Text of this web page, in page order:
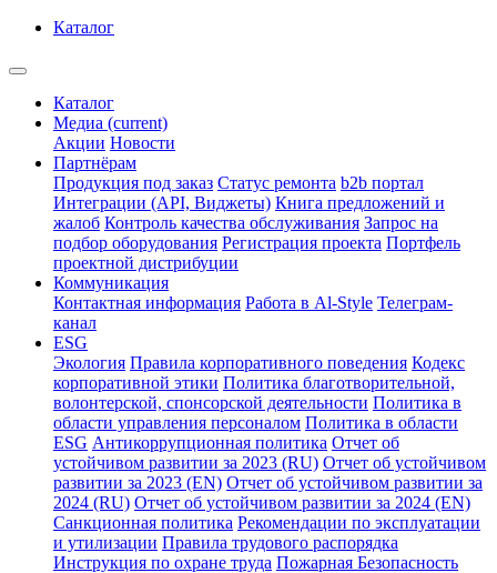
Каталог
Каталог
Медиа (current)
Акции Новости
Партнёрам
Продукция под заказ Статус ремонта b2b портал
Интеграции (API, Виджеты) Книга предложений и
жалоб Контроль качества обслуживания Запрос на
подбор оборудования Регистрация проекта Портфель
проектной дистрибуции
Коммуникация
Контактная информация Работа в Al-Style Телеграм-
канал
ESG
Экология Правила корпоративного поведения Кодекс
корпоративной этики Политика благотворительной,
волонтерской, спонсорской деятельности Политика в
области управления персоналом Политика в области
ESG Антикоррупционная политика Отчет об
устойчивом развитии за 2023 (RU) Отчет об устойчивом
развитии за 2023 (EN) Отчет об устойчивом развитии за
2024 (RU) Отчет об устойчивом развитии за 2024 (EN)
Санкционная политика Рекомендации по эксплуатации
и утилизации Правила трудового распорядка
Инструкция по охране труда Пожарная Безопасность